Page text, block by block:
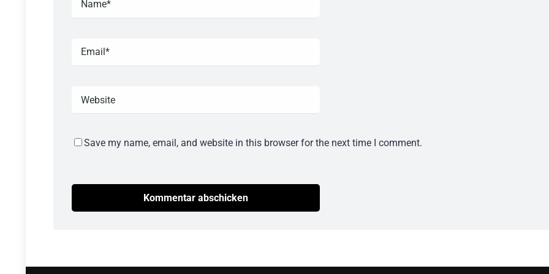
Save my name, email, and website in this browser for the next time I comment.